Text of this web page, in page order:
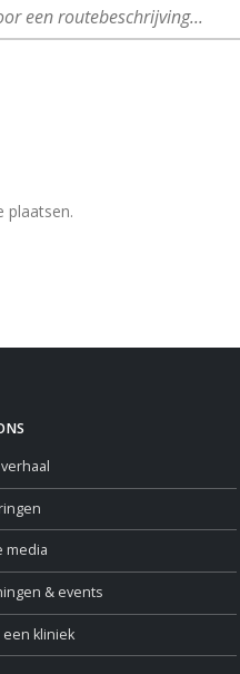
plaatsen.
media
& events
een kliniek